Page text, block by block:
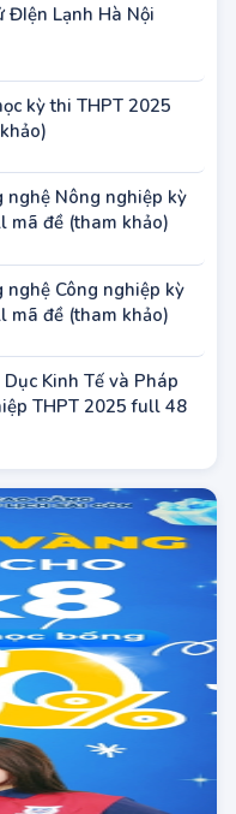
ĐIện Lạnh Hà Nội
kỳ thi THPT 2025
nghệ Nông nghiệp kỳ
mã đề (tham khảo)
Công nghiệp kỳ
mã đề (tham khảo)
Kinh Tế và Pháp
THPT 2025 full 48